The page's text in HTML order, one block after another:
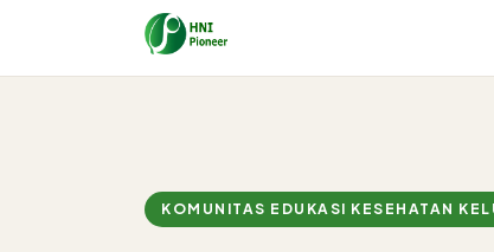
KOMUNITAS EDUKASI KESEHATAN